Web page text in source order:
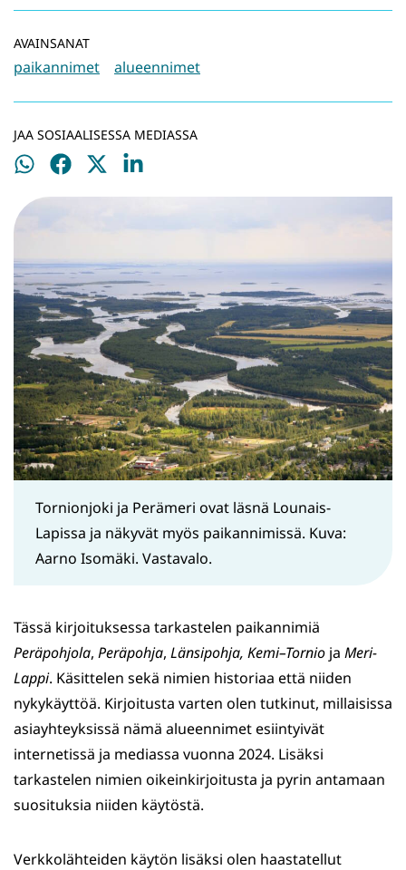
AVAINSANAT
paikannimet alueennimet
JAA SOSIAALISESSA MEDIASSA
Jaa
Jaa
Jaa
Jaa
Tornionjoki ja Perämeri ovat läsnä Lounais-
Lapissa ja näkyvät myös paikannimissä. Kuva:
Aarno Isomäki. Vastavalo.
Tässä kirjoituksessa tarkastelen paikannimiä
Peräpohjola, Peräpohja, Länsipohja, Kemi–Tornio ja Meri-
Lappi. Käsittelen sekä nimien historiaa että niiden
nykykäyttöä. Kirjoitusta varten olen tutkinut, millaisissa
asiayhteyksissä nämä alueennimet esiintyivät
internetissä ja mediassa vuonna 2024. Lisäksi
tarkastelen nimien oikeinkirjoitusta ja pyrin antamaan
suosituksia niiden käytöstä.
Verkkolähteiden käytön lisäksi olen haastatellut